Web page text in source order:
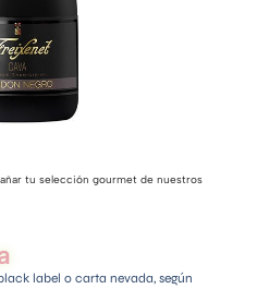
tu selección gourmet de nuestros
label o carta nevada, según